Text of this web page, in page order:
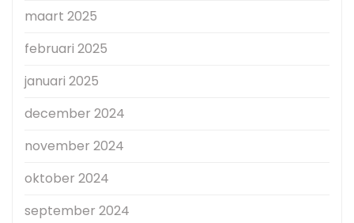
maart 2025
februari 2025
januari 2025
december 2024
november 2024
oktober 2024
september 2024